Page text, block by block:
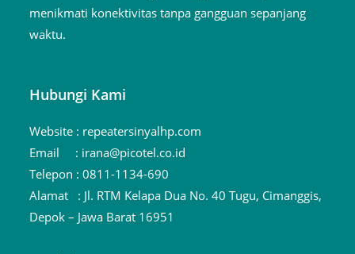
menikmati konektivitas tanpa gangguan sepanjang
waktu.
Hubungi Kami
Website : repeatersinyalhp.com
Email : irana@picotel.co.id
Telepon :0811-1134-690
Alamat : Jl. RTM Kelapa Dua No. 40 Tugu, Cimanggis,
Depok – Jawa Barat 16951